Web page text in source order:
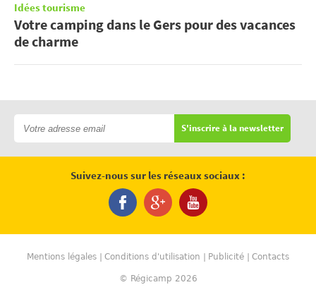
Idées tourisme
Votre camping dans le Gers pour des vacances
de charme
S'inscrire à la newsletter
Suivez-nous sur les réseaux sociaux :
Mentions légales Conditions d'utilisation Publicité Contacts
© Régicamp 2026